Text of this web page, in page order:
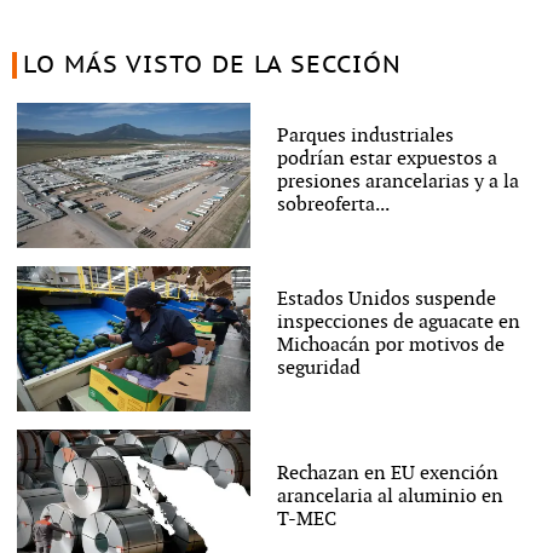
LO MÁS VISTO DE LA SECCIÓN
Parques industriales
podrían estar expuestos a
presiones arancelarias y a la
sobreoferta...
Estados Unidos suspende
inspecciones de aguacate en
Michoacán por motivos de
seguridad
Rechazan en EU exención
arancelaria al aluminio en
T-MEC